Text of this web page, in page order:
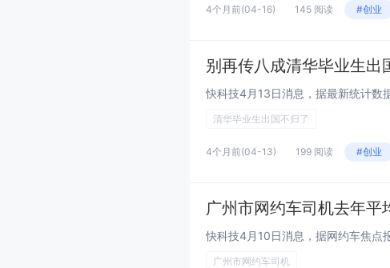
4个月前(04-16) 145 阅读 #创业
清华毕业生出国不归了
4个月前(04-13) 199 阅读 #创业
广州市网约车司机去年平
广州市网约车司机